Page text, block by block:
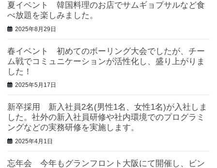
夏イベント 韓国料理のお店でサムギョプサルなど食
べ放題を楽しみました。
2025年8月29日
春イベント 初めてのボーリング大会でしたが、チー
ム戦でコミュニケーションが活性化し、盛り上がりま
した！
2025年5月17日
新卒採用 新入社員2名(男性1名、女性1名)が入社しま
した。社外の新入社員研修や社内環境でのプログラミ
ングなどの実務研修を実施します。
2025年4月1日
忘年会 今年もグランフロント大阪にて開催し、ビン